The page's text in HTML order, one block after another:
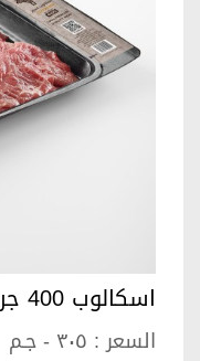
اسكالوب 400 جرام
السعر : ٣٠٥ - جـم